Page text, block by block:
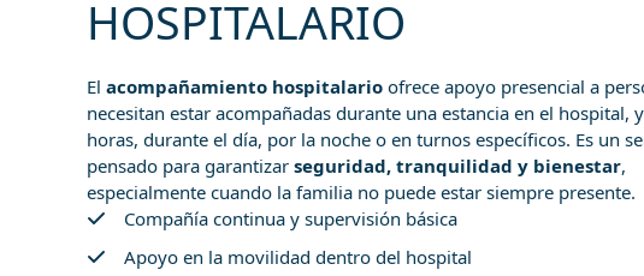
HOSPITALARIO
El acompañamiento hospitalario ofrece apoyo presencial a
necesitan estar acompañadas durante una estancia en el hospital,
horas, durante el día, por la noche o en turnos específicos. Es un
pensado para garantizar seguridad, tranquilidad y bienestar,
especialmente cuando la familia no puede estar siempre presente.
Compañía continua y supervisión básica
Apoyo en la movilidad dentro del hospital